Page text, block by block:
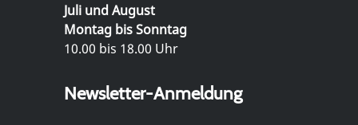
Juli und August
Montag bis Sonntag
10.00 bis 18.00 Uhr
Newsletter-Anmeldung